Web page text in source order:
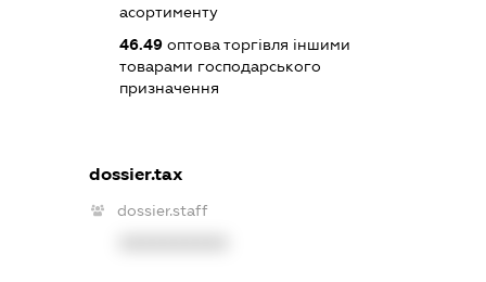
асортименту
46.49оптова торгівля іншими
товарами господарського
призначення
dossier.tax
dossier.staff